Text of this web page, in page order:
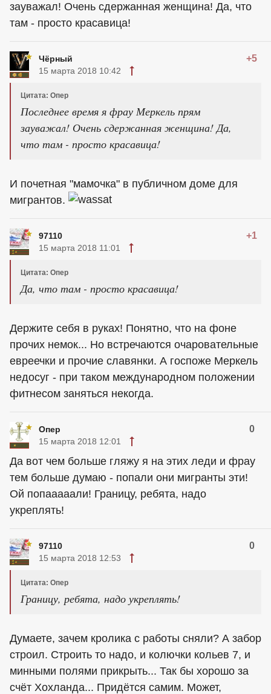
зауважал! Очень сдержанная женщина! Да, что
там - просто красавица!
Чёрный +5
15 марта 2018 10:42
Цитата: Опер
Последнее время я фрау Меркель прям
зауважал! Очень сдержанная женщина! Да,
что там - просто красавица!
И почетная "мамочка" в публичном доме для
мигрантов.
97110 +1
15 марта 2018 11:01
Цитата: Опер
Да, что там - просто красавица!
Держите себя в руках! Понятно, что на фоне
прочих немок... Но встречаются очаровательные
евреечки и прочие славянки. А госпоже Меркель
недосуг - при таком международном положении
фитнесом заняться некогда.
Опер 0
15 марта 2018 12:01
Да вот чем больше гляжу я на этих леди и фрау
тем больше думаю - попали они мигранты эти!
Ой попааааали! Границу, ребята, надо
укреплять!
97110 0
15 марта 2018 12:53
Цитата: Опер
Границу, ребята, надо укреплять!
Думаете, зачем кролика с работы сняли? А забор
строил. Строить то надо, и колючки кольев 7, и
минными полями прикрыть... Так бы хорошо за
счёт Хохланда... Придётся самим. Может,